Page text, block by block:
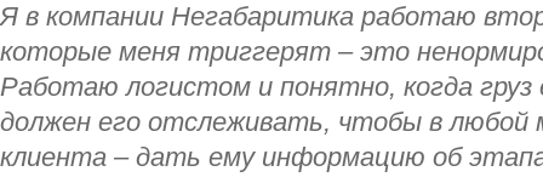
Я в компании Негабаритика работаю
которые меня триггерят – это
Работаю логистом и понятно, когда
должен его отслеживать, чтобы в любой
клиента – дать ему информацию об